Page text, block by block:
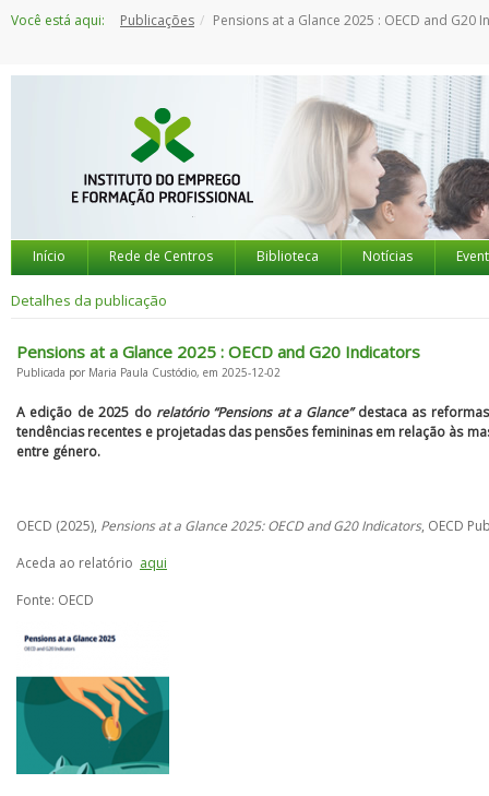
paraVocê está aqui: Publicações Pensions at a Glance 2025 : OECD and G20
Início Rede de Centros Biblioteca Notícias
Detalhes da publicação
Pensions at a Glance 2025 : OECD and G20 Indicators
Publicada por Maria Paula Custódio, em 2025-12-02
A edição de 2025 do relatório “Pensions at a Glance”destaca as
tendências recentes e projetadas das pensões femininas em relação às
entre género.
OECD (2025), Pensions at a Glance 2025: OECD and G20 Indicators, OECD
Aceda ao relatório aqui
Fonte: OECD